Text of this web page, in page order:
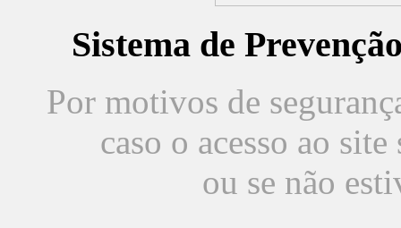
Sistema de
Por motivos de
caso o acesso ao
ou se não